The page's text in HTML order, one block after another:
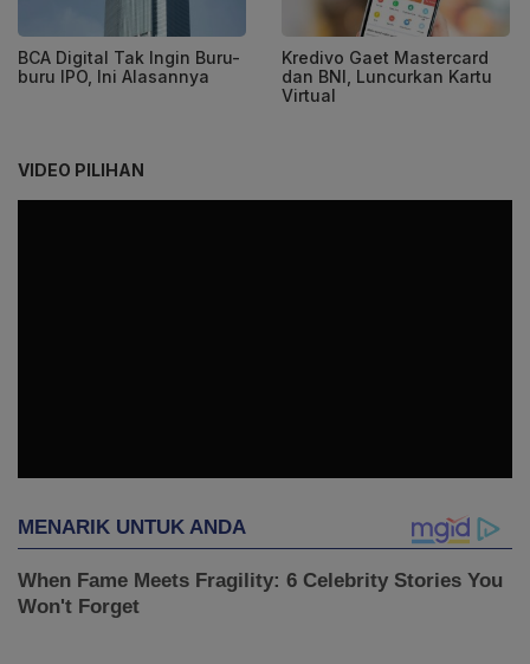
BCA Digital Tak Ingin Buru-
buru IPO, Ini Alasannya
Kredivo Gaet Mastercard
dan BNI, Luncurkan Kartu
Virtual
VIDEO PILIHAN